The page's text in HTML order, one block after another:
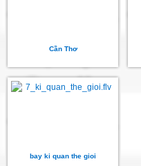
Cần Thơ
bay ki quan the gioi